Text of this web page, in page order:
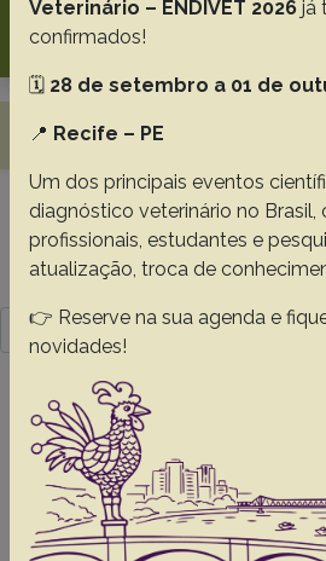
Search
Toggle navigation
Resultado da
Termo utilizado
microbioma
Fusobacterium
predominates in the
mandibular dental abscess
dichotomus
Borsanelli A.C. Athayde F.R.F.
Mendes J.G.
Zanetti E.S. Riggio
Veterinário – ENDIVET 2026 já
confirmados!
🗓️ 28 de setembro a 01 de
📍 Recife – PE
Um dos principais eventos
diagnóstico veterinário no Brasil,
profissionais, estudantes e
atualização, troca de
👉 Reserve na sua agenda e
novidades!